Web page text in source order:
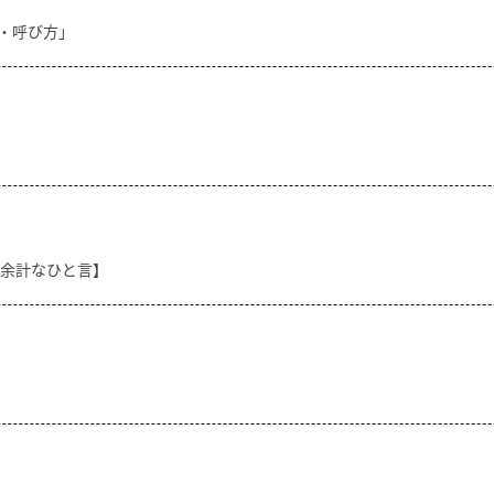
び方」
計なひと言】